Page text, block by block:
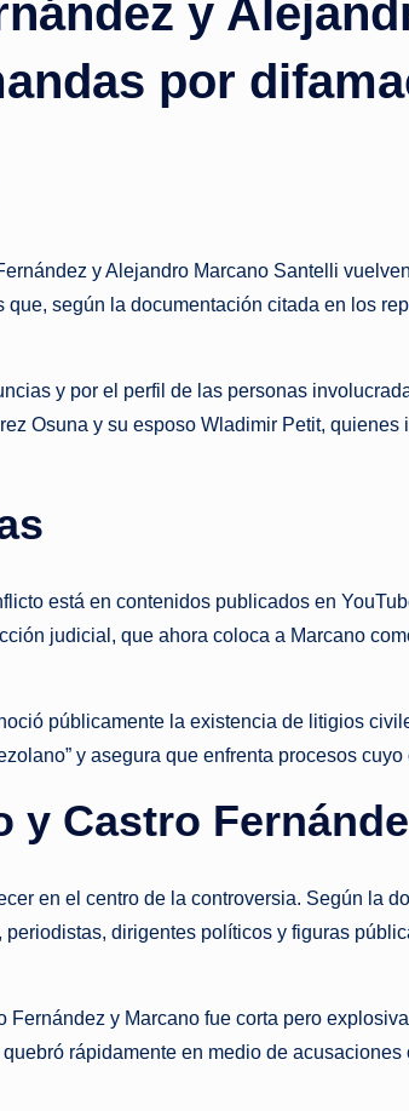
s
t
e
y
por
y Alejandro Marcano Santelli
según la documentación citada en los
y por el perfil de las personas
Osuna y su esposo Wladimir Petit,
está en contenidos publicados en
judicial, que ahora coloca a Marcano
públicamente la existencia de litigios
y asegura que enfrenta procesos
y Castro
en el centro de la controversia. Según la
dirigentes políticos y figuras
y Marcano fue corta pero
rápidamente en medio de